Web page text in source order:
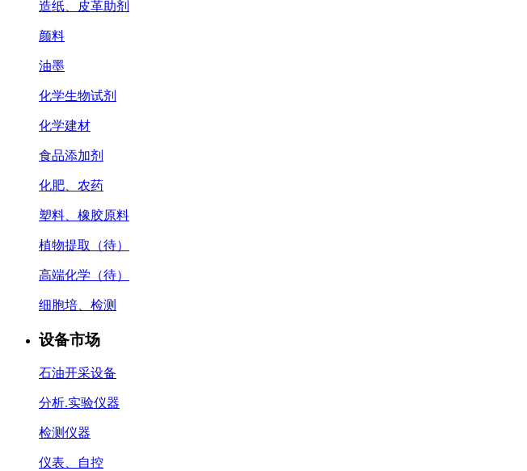
造纸、皮革助剂
颜料
油墨
化学生物试剂
化学建材
食品添加剂
化肥、农药
塑料、橡胶原料
植物提取（待）
高端化学（待）
细胞培、检测
设备市场
石油开采设备
分析.实验仪器
检测仪器
仪表、自控